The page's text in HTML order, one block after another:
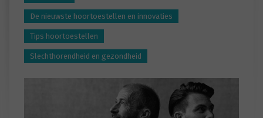
De nieuwste hoortoestellen en innovaties
Tips hoortoestellen
Slechthorendheid en gezondheid